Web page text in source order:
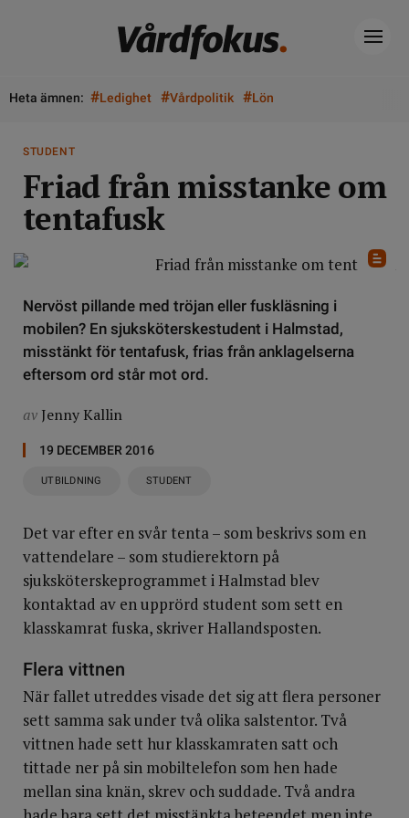
Heta ämnen: #Ledighet #Vårdpolitik #Lön
STUDENT
Friad från misstanke om
tentafusk
Nervöst pillande med tröjan eller fuskläsning i
mobilen? En sjuksköterskestudent i Halmstad,
misstänkt för tentafusk, frias från anklagelserna
eftersom ord står mot ord.
av Jenny Kallin
19 DECEMBER 2016
UTBILDNING STUDENT
Det var efter en svår tenta – som beskrivs som en
vattendelare – som studierektorn på
sjuksköterskeprogrammet i Halmstad blev
kontaktad av en upprörd student som sett en
klasskamrat fuska, skriver Hallandsposten.
Flera vittnen
När fallet utreddes visade det sig att flera personer
sett samma sak under två olika salstentor. Två
vittnen hade sett hur klasskamraten satt och
tittade ner på sin mobiltelefon som hen hade
mellan sina knän, skrev och suddade. Två andra